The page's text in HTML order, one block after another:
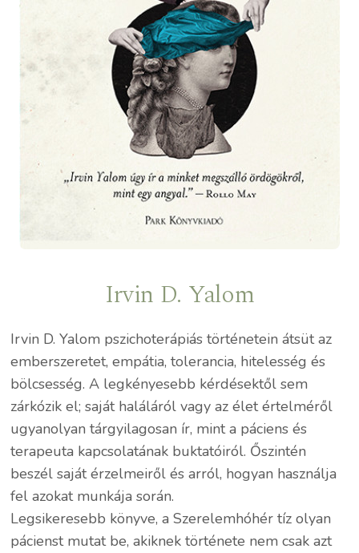
Irvin D. Yalom
Irvin D. Yalom pszichoterápiás történetein átsüt az
emberszeretet, empátia, tolerancia, hitelesség és
bölcsesség. A legkényesebb kérdésektől sem
zárkózik el; saját haláláról vagy az élet értelméről
ugyanolyan tárgyilagosan ír, mint a páciens és
terapeuta kapcsolatának buktatóiról. Őszintén
beszél saját érzelmeiről és arról, hogyan használja
fel azokat munkája során.
Legsikeresebb könyve, a Szerelemhóhér tíz olyan
pácienst mutat be, akiknek története nem csak azt